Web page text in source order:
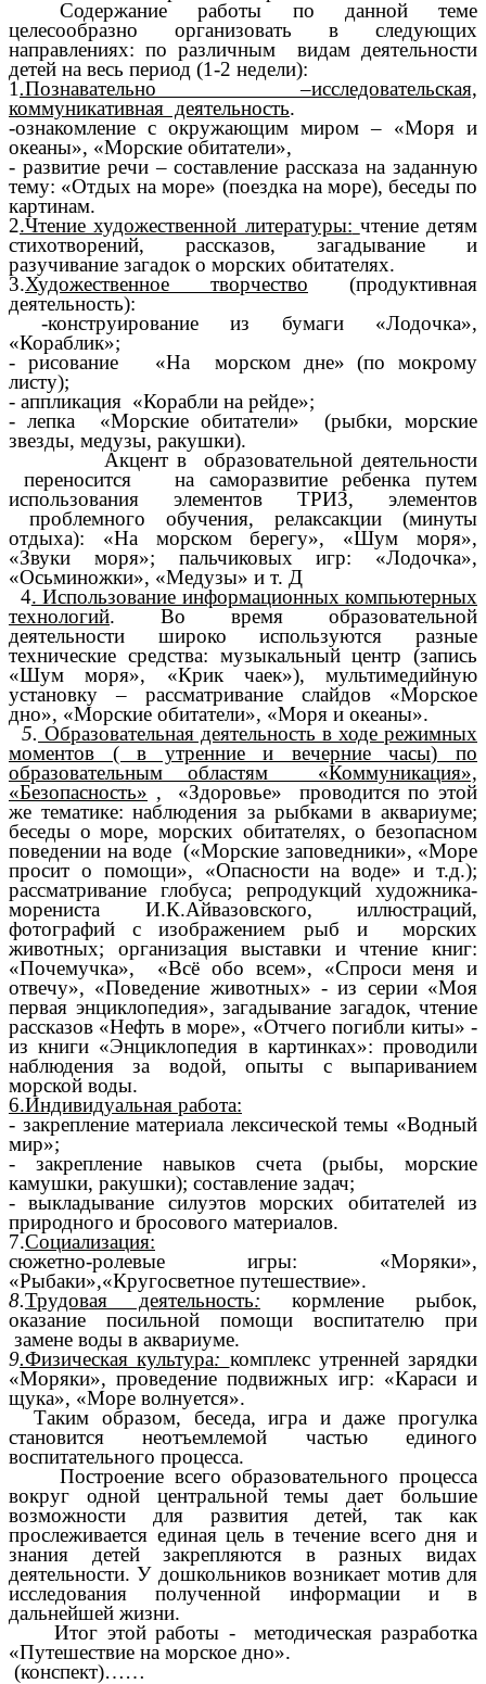
Содержание работы по данной теме
целесообразно организовать в следующих
направлениях: по различным видам деятельности
детей на весь период (1-2 недели):
1.Познавательно –исследовательская,
коммуникативная деятельность.
-ознакомление с окружающим миром – «Моря и
океаны», «Морские обитатели»,
- развитие речи – составление рассказа на заданную
тему: «Отдых на море» (поездка на море), беседы по
картинам.
2.Чтение художественной литературы: чтение детям
стихотворений, рассказов, загадывание и
разучивание загадок о морских обитателях.
3.Художественное творчество (продуктивная
деятельность):
-конструирование из бумаги «Лодочка»,
«Кораблик»;
- рисование «На морском дне» (по мокрому
листу);
- аппликация «Корабли на рейде»;
- лепка «Морские обитатели» (рыбки, морские
звезды, медузы, ракушки).
Акцент в образовательной деятельности
переносится на саморазвитие ребенка путем
использования элементов ТРИЗ, элементов
проблемного обучения, релаксакции (минуты
отдыха): «На морском берегу», «Шум моря»,
«Звуки моря»; пальчиковых игр: «Лодочка»,
«Осьминожки», «Медузы» и т. Д
4. Использование информационных компьютерных
технологий. Во время образовательной
деятельности широко используются разные
технические средства: музыкальный центр (запись
«Шум моря», «Крик чаек»), мультимедийную
установку – рассматривание слайдов «Морское
дно», «Морские обитатели», «Моря и океаны».
5. Образовательная деятельность в ходе режимных
моментов ( в утренние и вечерние часы) по
образовательным областям «Коммуникация»,
«Безопасность» , «Здоровье» проводится по этой
же тематике: наблюдения за рыбками в аквариуме;
беседы о море, морских обитателях, о безопасном
поведении на воде («Морские заповедники», «Море
просит о помощи», «Опасности на воде» и т.д.);
рассматривание глобуса; репродукций художника-
морениста И.К.Айвазовского, иллюстраций,
фотографий с изображением рыб и морских
животных; организация выставки и чтение книг:
«Почемучка», «Всё обо всем», «Спроси меня и
отвечу», «Поведение животных» - из серии «Моя
первая энциклопедия», загадывание загадок, чтение
рассказов «Нефть в море», «Отчего погибли киты» -
из книги «Энциклопедия в картинках»: проводили
наблюдения за водой, опыты с выпариванием
морской воды.
6.Индивидуальная работа:
- закрепление материала лексической темы «Водный
мир»;
- закрепление навыков счета (рыбы, морские
камушки, ракушки); составление задач;
- выкладывание силуэтов морских обитателей из
природного и бросового материалов.
7.Социализация:
сюжетно-ролевые игры: «Моряки»,
«Рыбаки»,«Кругосветное путешествие».
8.Трудовая деятельность:
кормление рыбок,
оказание посильной помощи воспитателю при
замене воды в аквариуме.
9.Физическая культура: комплекс утренней зарядки
«Моряки», проведение подвижных игр: «Караси и
щука», «Море волнуется».
Таким образом, беседа, игра и даже прогулка
становится неотъемлемой частью единого
воспитательного процесса.
Построение всего образовательного процесса
вокруг одной центральной темы дает большие
возможности для развития детей, так как
прослеживается единая цель в течение всего дня и
знания детей закрепляются в разных видах
деятельности. У дошкольников возникает мотив для
исследования полученной информации и в
дальнейшей жизни.
Итог этой работы - методическая разработка
«Путешествие на морское дно».
(конспект)……